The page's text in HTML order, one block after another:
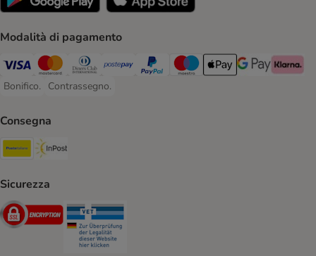
Modalità di pagamento
Visa. Payment Method
Mastercard. Payment Method
Diners Club. Payment Method
Postepay. Payment Method
PayPal. Payment Method
Maestro. Payment Method
Apple pay. Payment
Google Pay
Klarna
Bonifico.
Bonifico. Payment Method
Contrassegno.
Contrassegno. Payment Method
Consegna
Poste Italiane. Shipping Method
Sicurezza
Security